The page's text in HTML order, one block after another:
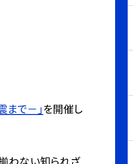
で－」を開催し
わない知られざ